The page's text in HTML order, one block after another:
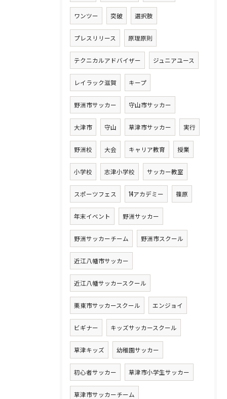
ワンツー 突破 選択肢
プレスリリース 原理原則
テクニカルアドバイザー ジュニアユース
レイラック滋賀 キープ
野洲市サッカー 守山市サッカー
大津市 守山 草津市サッカー 実行
野洲校 大会 キャリア教育 授業
小学校 志津小学校 サッカー教室
スポーツフェス 14アカデミー 篠原
年末イベント 野洲サッカー
野洲サッカーチーム 野洲市スクール
近江八幡市サッカー
近江八幡サッカースクール
栗東市サッカースクール エンジョイ
ビギナー キッズサッカースクール
草津キッズ 幼稚園サッカー
初心者サッカー 草津市小学生サッカー
草津市サッカーチーム